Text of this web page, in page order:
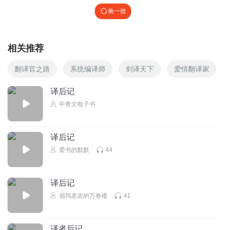
换一批
相关推荐
翻译官之路 系统编译师 剑译天下 爱情翻译家
译后记
中青文电子书
译后记
爱书的默默 44
译后记
眉坞老农的万卷楼 41